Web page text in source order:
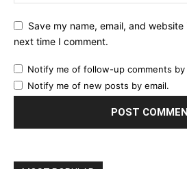
Save my name, email, and
next time I comment.
Notify me of follow-up comments by
Notify me of new posts by email.